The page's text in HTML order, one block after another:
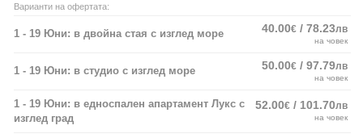
Варианти на офертата:
1 - 19 Юни: в двойна стая с изглед море 40.00€ / 78.23лв
на човек
1 - 19 Юни: в студио с изглед море 50.00€ / 97.79лв
на човек
1 - 19 Юни: в едноспален апартамент Лукс с
изглед град
52.00€ / 101.70лв
на човек